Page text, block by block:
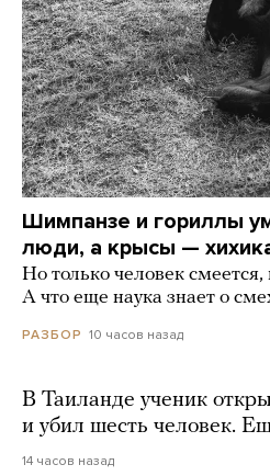
Шимпанзе и гориллы
люди, а крысы —
Но только человек
А что еще наука знает о
РАЗБОР 10 часов назад
В Таиланде ученик
и убил шесть человек.
14 часов назад